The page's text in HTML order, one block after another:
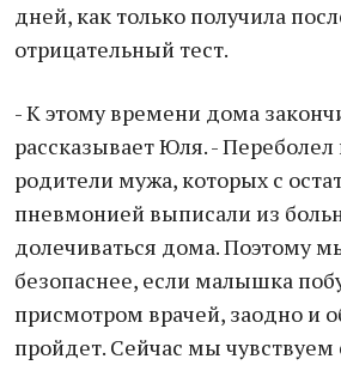
дней, как только получила
отрицательный тест.
- К этому времени дома
рассказывает Юля. -
родители мужа, которых с
пневмонией выписали из
долечиваться дома. Поэтому
безопаснее, если малышка
присмотром врачей, заодно и
пройдет. Сейчас мы чувствуем